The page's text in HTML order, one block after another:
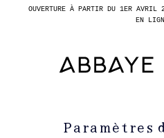
OUVERTURE À PARTIR DU 1ER
EN
Paramètres